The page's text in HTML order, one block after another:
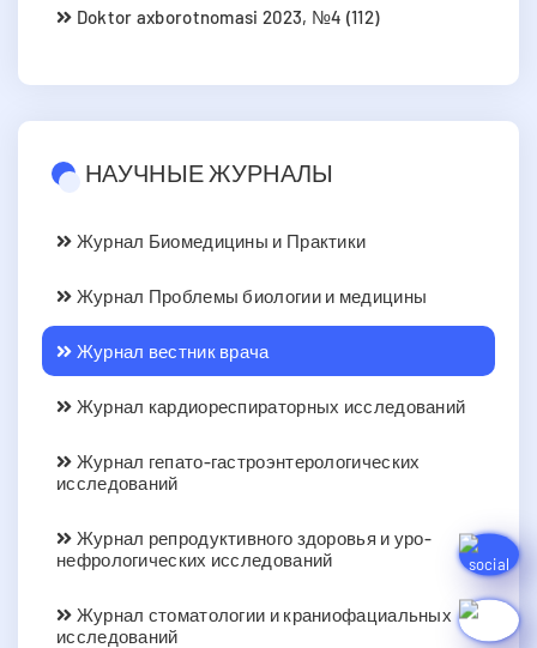
Doktor axborotnomasi 2023, №4 (112)
НАУЧНЫЕ ЖУРНАЛЫ
Журнал Биомедицины и Практики
Журнал Проблемы биологии и медицины
Журнал вестник врача
Журнал кардиореспираторных исследований
Журнал гепато-гастроэнтерологических
исследований
Журнал репродуктивного здоровья и уро-
нефрологических исследований
Журнал стоматологии и краниофациальных
исследований